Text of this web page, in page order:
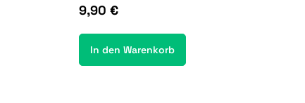
9,90 €
In den Warenkorb